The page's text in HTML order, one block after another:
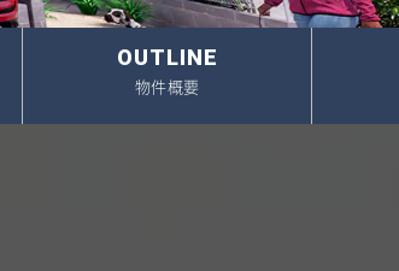
オーナーズ
耐震等級3の家づくり
不動産売却相談室
OUTLINE
物件概要